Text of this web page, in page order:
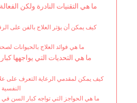
ما هي التقنيات النادرة ولكن
كيف يمكن أن يؤثر العلاج بالفن على
ما هي فوائد العلاج بالحيوانات
ما هي التحديات التي يواجهها
كيف يمكن لمقدمي الرعاية التعرف على
ما هي الحواجز التي تواجه كبار السن